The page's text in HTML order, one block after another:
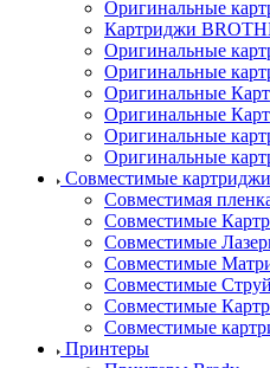
Оригинальные
Картриджи
Оригинальные
Оригинальные
Оригинальные
Оригинальные
Оригинальные
Оригинальные
Совместимые картриджи
Совместимая
Совместимые
Совместимые
Совместимые
Совместимые
Совместимые
Совместимые
Принтеры